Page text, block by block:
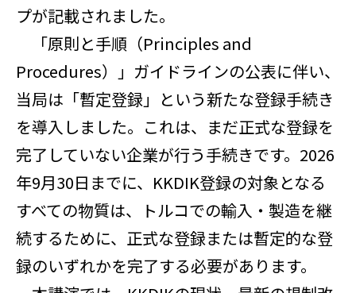
プが記載されました。
「原則と手順（Principles and
Procedures）」ガイドラインの公表に伴い、
当局は「暫定登録」という新たな登録手続き
を導入しました。これは、まだ正式な登録を
完了していない企業が行う手続きです。2026
年9月30日までに、KKDIK登録の対象となる
すべての物質は、トルコでの輸入・製造を継
続するために、正式な登録または暫定的な登
録のいずれかを完了する必要があります。